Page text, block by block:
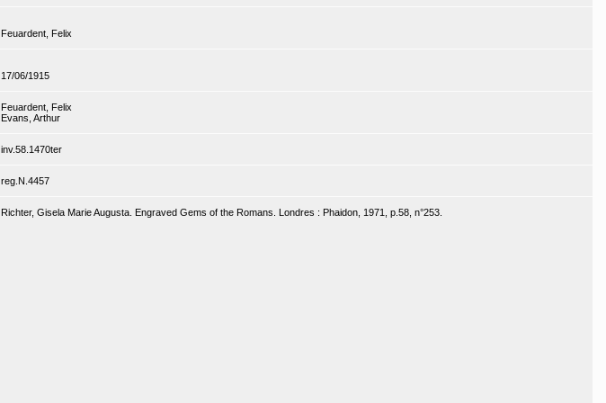
Feuardent, Felix
17/06/1915
Feuardent, Felix
Evans, Arthur
inv.58.1470ter
reg.N.4457
Richter, Gisela Marie Augusta. Engraved Gems of the Romans. Londres : Phaidon, 1971, p.58, n°253.